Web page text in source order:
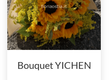
Bouquet YICHEN